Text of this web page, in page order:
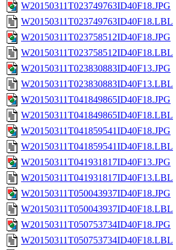
W20150311T023749763ID40F18.JPG
W20150311T023749763ID40F18.LBL
W20150311T023758512ID40F18.JPG
W20150311T023758512ID40F18.LBL
W20150311T023830883ID40F13.JPG
W20150311T023830883ID40F13.LBL
W20150311T041849865ID40F18.JPG
W20150311T041849865ID40F18.LBL
W20150311T041859541ID40F18.JPG
W20150311T041859541ID40F18.LBL
W20150311T041931817ID40F13.JPG
W20150311T041931817ID40F13.LBL
W20150311T050043937ID40F18.JPG
W20150311T050043937ID40F18.LBL
W20150311T050753734ID40F18.JPG
W20150311T050753734ID40F18.LBL